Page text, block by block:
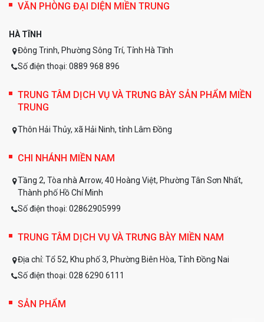
VĂN PHÒNG ĐẠI DIỆN MIỀN TRUNG
HÀ TĨNH
Đông Trinh, Phường Sông Trí, Tỉnh Hà Tĩnh
Số điện thoại: 0889 968 896
TRUNG TÂM DỊCH VỤ VÀ TRƯNG BÀY SẢN PHẨM MIỀN
TRUNG
Thôn Hải Thủy, xã Hải Ninh, tỉnh Lâm Đồng
CHI NHÁNH MIỀN NAM
Tầng 2, Tòa nhà Arrow, 40 Hoàng Việt, Phường Tân Sơn Nhất,
Thành phố Hồ Chí Minh
Số điện thoại: 02862905999
TRUNG TÂM DỊCH VỤ VÀ TRƯNG BÀY MIỀN NAM
Địa chỉ: Tổ 52, Khu phố 3, Phường Biên Hòa, Tỉnh Đồng Nai
Số điện thoại: 028 6290 6111
SẢN PHẨM